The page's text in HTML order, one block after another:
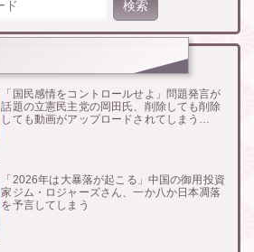
「国民感情をコントロールせよ」問題発言が
話題の立憲民主党の岡田氏、削除しても削除
しても動画がアップロードされてしまう…
「2026年は大暴落が起こる」中国の御用投資
家ジム・ロジャーズさん、一か八か日本凋落
を予言してしまう